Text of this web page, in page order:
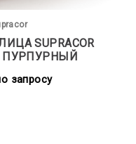
SUPRACOR
ПУРПУРНЫЙ
запросу